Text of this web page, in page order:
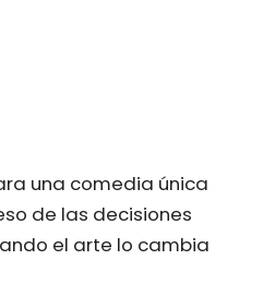
una comedia única
de las decisiones
el arte lo cambia